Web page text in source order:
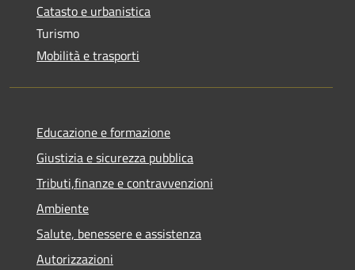
Catasto e urbanistica
Turismo
Mobilità e trasporti
Educazione e formazione
Giustizia e sicurezza pubblica
Tributi,finanze e contravvenzioni
Ambiente
Salute, benessere e assistenza
Autorizzazioni